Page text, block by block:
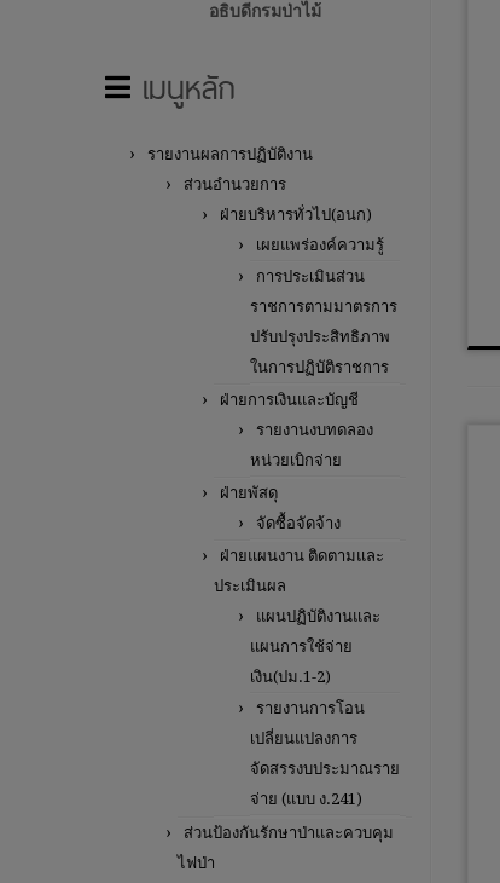
อธิบดีกรมป่าไม้
เมนูหลัก
รายงานผลการปฏิบัติงาน
ส่วนอำนวยการ
ฝ่ายบริหารทั่วไป(อนก)
เผยแพร่องค์ความรู้
การประเมินส่วน
ราชการตามมาตรการ
ปรับปรุงประสิทธิภาพ
ในการปฏิบัติราชการ
ฝ่ายการเงินและบัญชี
รายงานงบทดลอง
หน่วยเบิกจ่าย
ฝ่ายพัสดุ
จัดซื้อจัดจ้าง
ฝ่ายแผนงาน ติดตามและ
ประเมินผล
แผนปฏิบัติงานและ
แผนการใช้จ่าย
เงิน(ปม.1-2)
รายงานการโอน
เปลี่ยนแปลงการ
จัดสรรงบประมาณราย
จ่าย (แบบ ง.241)
ส่วนป้องกันรักษาป่าและควบคุม
ไฟป่า